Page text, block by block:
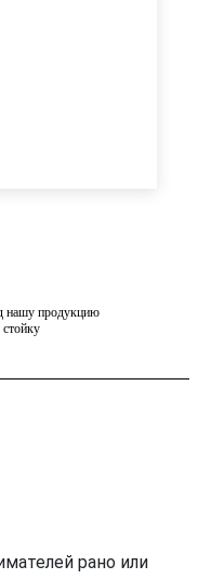
нашу продукцию
рано или